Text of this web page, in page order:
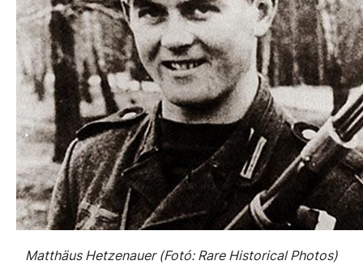
Matthäus Hetzenauer (Fotó: Rare Historical Photos)